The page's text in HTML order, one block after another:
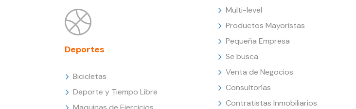
Deportes
Bicicletas
Deporte y Tiempo Libre
Multi-level
Productos Mayoristas
Pequeña Empresa
Se busca
Venta de Negocios
Consultorías
Contratistas Inmobiliarios